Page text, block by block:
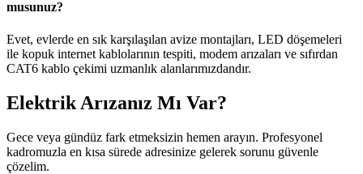
musunuz?
Evet, evlerde en sık karşılaşılan avize montajları, LED döşemeleri
ile kopuk internet kablolarının tespiti, modem arızaları ve sıfırdan
CAT6 kablo çekimi uzmanlık alanlarımızdandır.
Elektrik Arızanız Mı Var?
Gece veya gündüz fark etmeksizin hemen arayın. Profesyonel
kadromuzla en kısa sürede adresinize gelerek sorunu güvenle
çözelim.